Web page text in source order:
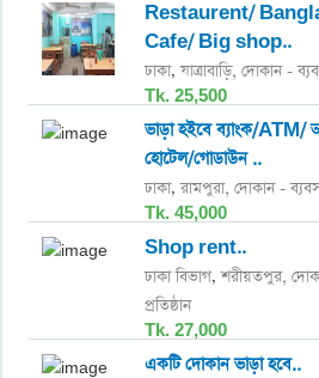
Restaurent/
Cafe/ Big shop..
ঢাকা,যাত্রাবাড়ি, দোকান -
Tk. 25,500
ভাড়া হইবে ব্যাংক/ATM/
হোটেল/গোডাউন ..
ঢাকা,রামপুরা, দোকান -
Tk. 45,000
Shop rent..
ঢাকা বিভাগ,শরীয়তপুর,
প্রতিষ্ঠান
Tk. 27,000
একটি দোকান ভাড়া হবে..